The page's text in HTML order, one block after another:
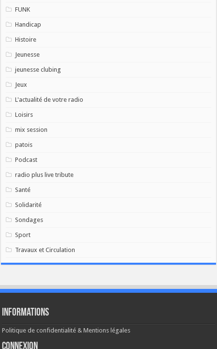
FUNK
Handicap
Histoire
Jeunesse
jeunesse clubing
Jeux
L'actualité de votre radio
Loisirs
mix session
patois
Podcast
radio plus live tribute
Santé
Solidarité
Sondages
Sport
Travaux et Circulation
Informations
Politique de confidentialité & Mentions légales